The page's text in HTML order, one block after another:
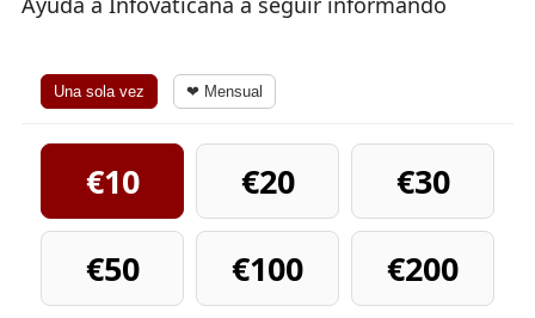
Una sola vez ❤ Mensual
€10 €20
€30
€50
€100 €200